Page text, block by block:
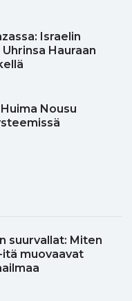
Israelin
Uhrinsa Hauraan
Nousu
suurvallat: Miten
muovaavat